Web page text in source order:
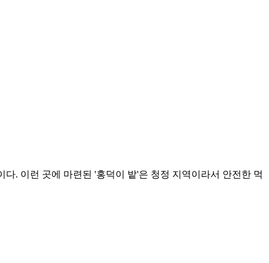
. 이런 곳에 마련된 '홍덕이 밭'은 청정 지역이라서 안전한 먹